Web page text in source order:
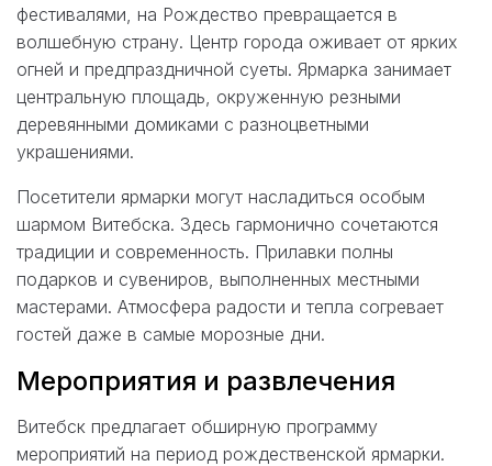
фестивалями, на Рождество превращается в
волшебную страну. Центр города оживает от ярких
огней и предпраздничной суеты. Ярмарка занимает
центральную площадь, окруженную резными
деревянными домиками с разноцветными
украшениями.
Посетители ярмарки могут насладиться особым
шармом Витебска. Здесь гармонично сочетаются
традиции и современность. Прилавки полны
подарков и сувениров, выполненных местными
мастерами. Атмосфера радости и тепла согревает
гостей даже в самые морозные дни.
Мероприятия и развлечения
Витебск предлагает обширную программу
мероприятий на период рождественской ярмарки.